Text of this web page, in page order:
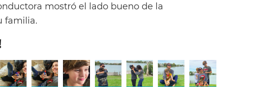
mostró el lado bueno de la
familia.